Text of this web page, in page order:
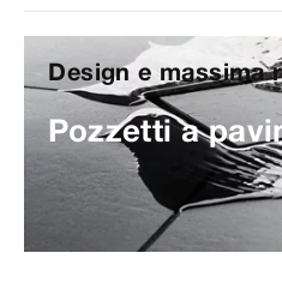
Design e massima
Pozzetti a